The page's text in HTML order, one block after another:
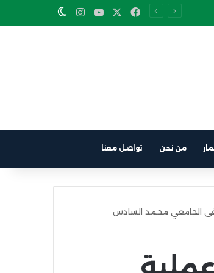
Facebook
YouTube
Instagram
Switch skin
من نحن تواصل معنا
الجامعي محمد السادس